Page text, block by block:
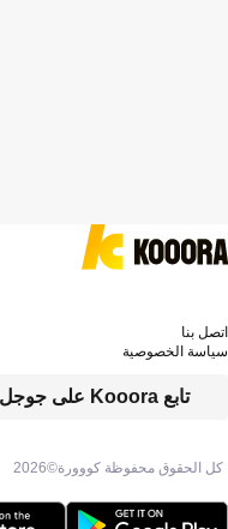
كل الحقوق محفوظة كووورة©2026
تابع Kooora على جوجل
اتصل بنا
سياسة الخصوصية